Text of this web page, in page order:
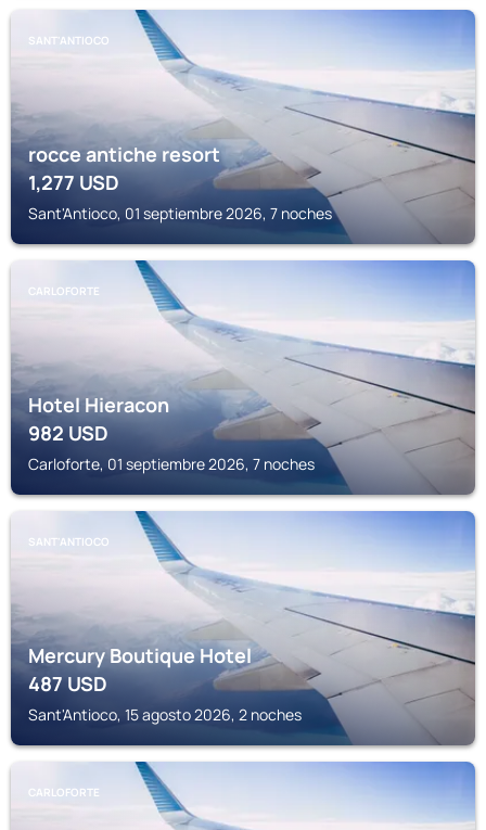
SANT'ANTIOCO
rocce antiche resort
1,277USD
Sant'Antioco, 01 septiembre 2026, 7 noches
CARLOFORTE
Hotel Hieracon
982USD
Carloforte, 01 septiembre 2026, 7 noches
SANT'ANTIOCO
Mercury Boutique Hotel
487USD
Sant'Antioco, 15 agosto 2026, 2 noches
CARLOFORTE